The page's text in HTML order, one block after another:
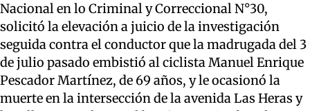
Nacional en lo Criminal y Correccional N°30,
solicitó la elevación a juicio de la investigación
seguida contra el conductor que la madrugada del 3
de julio pasado embistió al ciclista Manuel Enrique
Pescador Martínez, de 69 años, y le ocasionó la
muerte en la intersección de la avenida Las Heras y